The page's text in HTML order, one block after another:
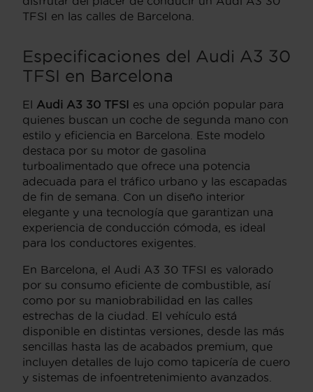
TFSI en las calles de Barcelona.
Especificaciones del Audi A3 30
TFSI en Barcelona
El Audi A3 30 TFSI es una opción popular para
quienes buscan un coche de segunda mano con
estilo y eficiencia en Barcelona. Este modelo
destaca por su motor de gasolina
turboalimentado que ofrece una potencia
adecuada para el tráfico urbano y las escapadas
de fin de semana. Con un diseño interior
elegante y una tecnología que garantizan una
experiencia de conducción cómoda, es ideal
para los conductores exigentes.
En Barcelona, el Audi A3 30 TFSI es valorado
por su consumo eficiente de combustible, así
como por su maniobrabilidad en las calles
estrechas de la ciudad. El vehículo está
disponible en distintas versiones, desde las más
sencillas hasta las de acabados premium, que
incluyen detalles de lujo como tapicería de cuero
y sistemas de infoentretenimiento avanzados.